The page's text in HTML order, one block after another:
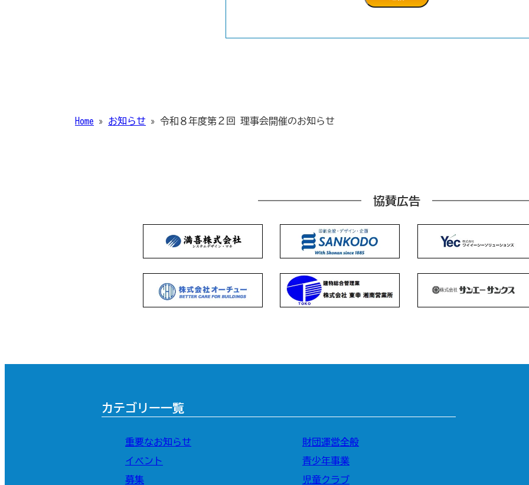
Home » お知らせ » 令和８年度第２回 理事会開催のお知らせ
協賛広告
カテゴリー一覧
重要なお知らせ
イベント
募集
財団運営全般
青少年事業
児童クラブ